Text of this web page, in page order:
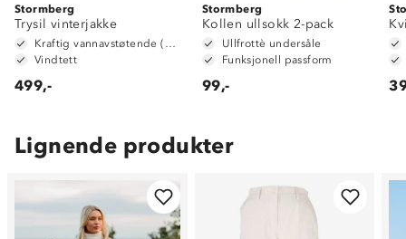
Stormberg
Trysil vinterjakke
Vindtett
499,-
Stormberg
Kollen ullsokk 2-pack
Ullfrottè undersåle
Funksjonell passform
99,-
Lignende produkter